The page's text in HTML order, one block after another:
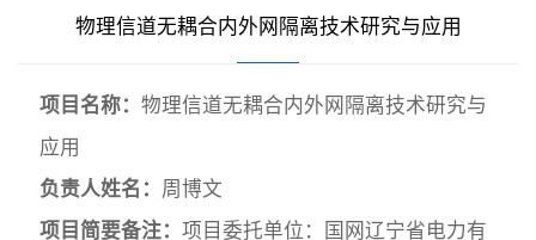
物理信道无耦合内外网隔离技术研究与应用
项目名称： 物理信道无耦合内外网隔离技术研究与
应用
负责人姓名： 周博文
项目简要备注： 项目委托单位：国网辽宁省电力有